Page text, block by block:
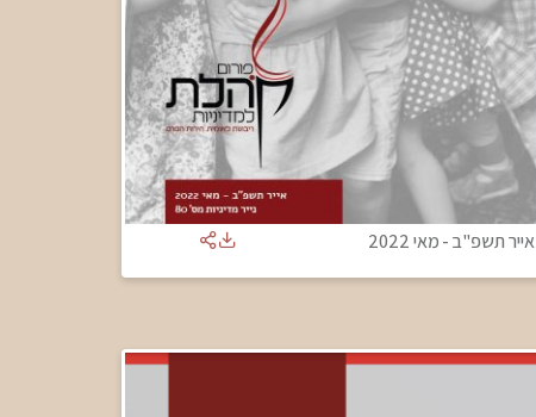
אייר תשפ"ב-מאי 2022